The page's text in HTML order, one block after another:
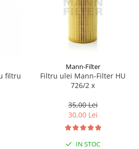
baterie
filtru
Mann-Filter
Filtru ulei Mann-Filter HU
726/2 x
35,00 Lei
30,00 Lei
IN STOC